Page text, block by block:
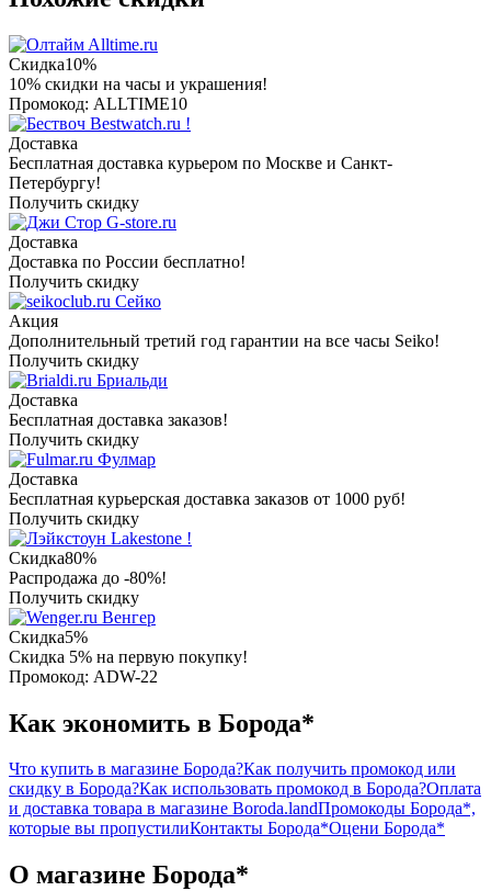
Alltime.ru
Скидка10%
10% скидки на часы и украшения!
Промокод: ALLTIME10
Bestwatch.ru !
Доставка
Бесплатная доставка курьером по Москве и Санкт-
Петербургу!
Получить скидку
G-store.ru
Доставка
Доставка по России бесплатно!
Получить скидку
Сейко
Акция
Дополнительный третий год гарантии на все часы Seiko!
Получить скидку
Бриальди
Доставка
Бесплатная доставка заказов!
Получить скидку
Фулмар
Доставка
Бесплатная курьерская доставка заказов от 1000 руб!
Получить скидку
Lakestone !
Скидка80%
Распродажа до -80%!
Получить скидку
Венгер
Скидка5%
Скидка 5% на первую покупку!
Промокод: ADW-22
Как экономить в Борода*
Что купить в магазине Борода?Как получить промокод или
скидку в Борода?Как использовать промокод в Борода?Оплата
и доставка товара в магазине Boroda.landПромокоды Борода*,
которые вы пропустилиКонтакты Борода*Оцени Борода*
О магазине Борода*